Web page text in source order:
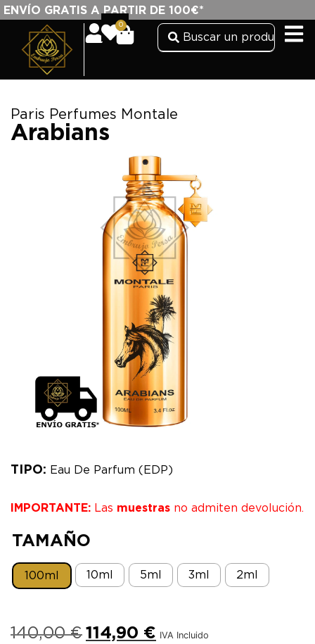
ENVÍO GRATIS A PARTIR DE 100€*
0
Paris Perfumes Montale
Arabians
TIPO: Eau De Parfum (EDP)
IMPORTANTE: Las muestras no admiten devolución.
TAMAÑO
100mI 10mI 5mI 3mI 2mI
140,00€ 114,90 € IVA Incluido